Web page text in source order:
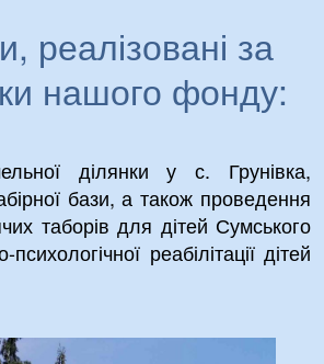
реалізовані за
нашого фонду:
ділянки у с. Грунівка,
бази, а також проведення
таборів для дітей Сумського
реабілітації дітей